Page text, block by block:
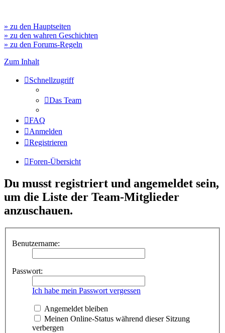
» zu den Hauptseiten
» zu den wahren Geschichten
» zu den Forums-Regeln
Zum Inhalt
Schnellzugriff
Das Team
FAQ
Anmelden
Registrieren
Foren-Übersicht
Du musst registriert und angemeldet sein,
um die Liste der Team-Mitglieder
anzuschauen.
Benutzername:
Passwort:
Ich habe mein Passwort vergessen
Angemeldet bleiben
Meinen Online-Status während dieser Sitzung
verbergen